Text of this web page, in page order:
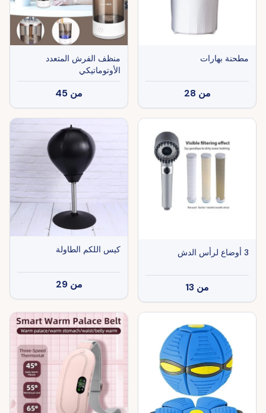
مطحنة بهارات
من 28
منظف ​​الفرش المتعدد
الأوتوماتيكي
من 45
3 أوضاع لرأس الدش
من 13
كيس اللكم الطاولة
من 29